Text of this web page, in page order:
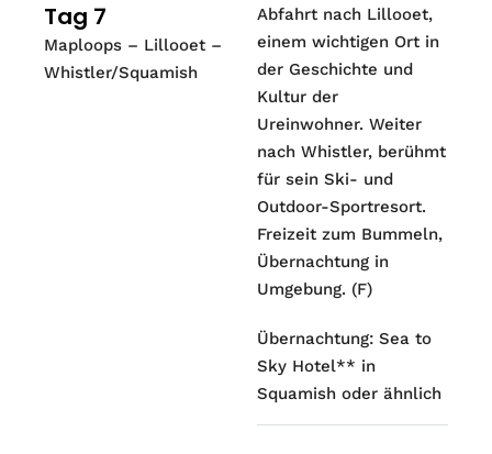
Tag 7
Maploops – Lillooet –
Whistler/Squamish
Abfahrt nach Lillooet,
einem wichtigen Ort in
der Geschichte und
Kultur der
Ureinwohner. Weiter
nach Whistler, berühmt
für sein Ski- und
Outdoor-Sportresort.
Freizeit zum Bummeln,
Übernachtung in
Umgebung. (F)
Übernachtung: Sea to
Sky Hotel** in
Squamish oder ähnlich